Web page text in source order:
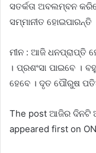
ସତର୍କତା ଅବଲମ୍ବନ
ସମ୍ମାନୀତ ହୋଇପାରନ୍ତି
ମୀନ : ଆଜି ଧନପ୍ରାପ୍ତି
। ପ୍ରଶଂସା ପାଇବେ ।
ହେବେ । ଦୃତ ପୌରୁଷ
The post ଆଜିର ଦିନଟି
appeared first on